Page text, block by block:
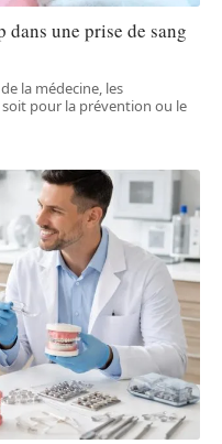
dans une prise de sang
la médecine, les
pour la prévention ou le